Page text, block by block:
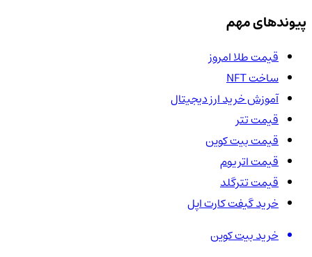
پیوندهای مهم
قیمت طلا امروز
ساخت NFT
آموزش خرید ارز دیجیتال
قیمت تتر
قیمت بیت کوین
قیمت اتریوم
قیمت تترگلد
خرید گیفت کارت اپل
خرید بیت کوین